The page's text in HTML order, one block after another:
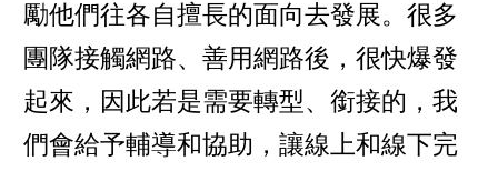
勵他們往各自擅長的面向去發展。很多
團隊接觸網路、善用網路後，很快爆發
起來，因此若是需要轉型、銜接的，我
們會給予輔導和協助，讓線上和線下完